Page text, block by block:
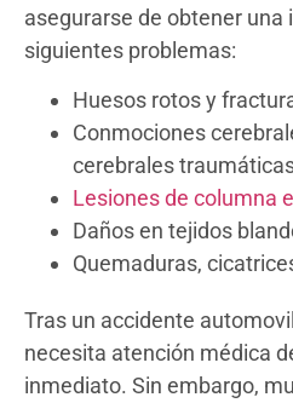
asegurarse de obtener una
siguientes problemas:
Huesos rotos y
Conmociones
cerebrales
Lesiones de columna
Daños en tejidos
Quemaduras,
Tras un accidente
necesita atención médica
inmediato. Sin embargo,